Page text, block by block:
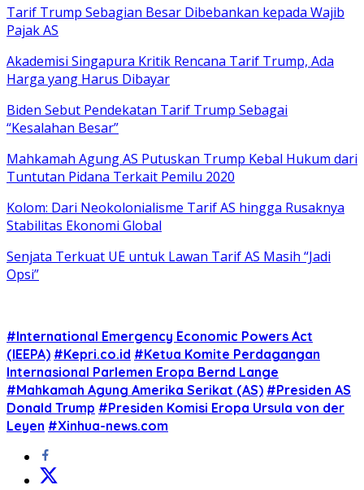
Tarif Trump Sebagian Besar Dibebankan kepada Wajib
Pajak AS
Akademisi Singapura Kritik Rencana Tarif Trump, Ada
Harga yang Harus Dibayar
Biden Sebut Pendekatan Tarif Trump Sebagai
“Kesalahan Besar”
Mahkamah Agung AS Putuskan Trump Kebal Hukum dari
Tuntutan Pidana Terkait Pemilu 2020
Kolom: Dari Neokolonialisme Tarif AS hingga Rusaknya
Stabilitas Ekonomi Global
Senjata Terkuat UE untuk Lawan Tarif AS Masih “Jadi
Opsi”
#International Emergency Economic Powers Act
(IEEPA) #Kepri.co.id #Ketua Komite Perdagangan
Internasional Parlemen Eropa Bernd Lange
#Mahkamah Agung Amerika Serikat (AS) #Presiden AS
Donald Trump #Presiden Komisi Eropa Ursula von der
Leyen #Xinhua-news.com